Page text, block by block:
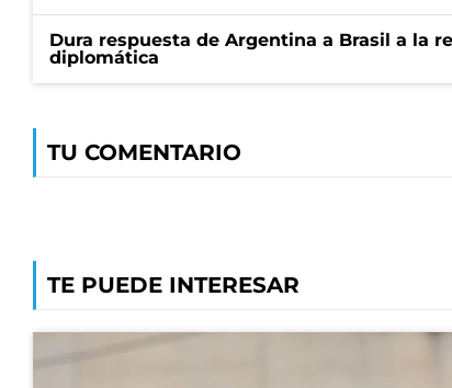
Dura respuesta de Argentina a Brasil a la
diplomática
TU COMENTARIO
TE PUEDE INTERESAR